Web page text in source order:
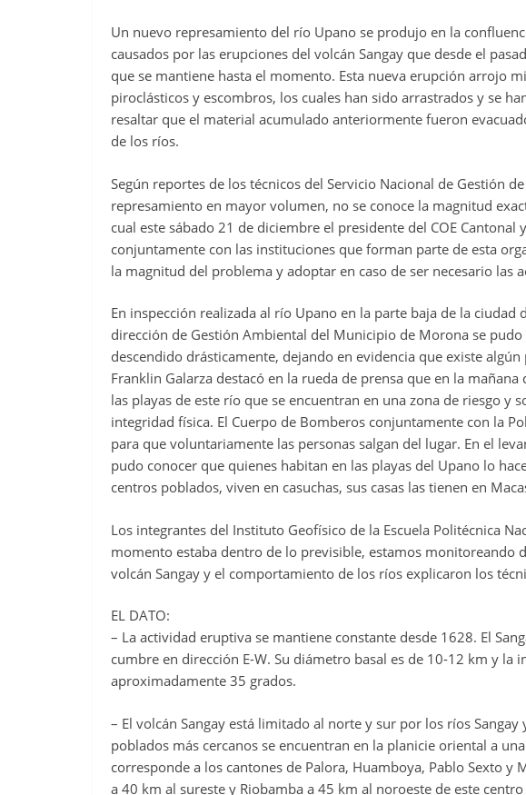
Un nuevo represamiento del río Upano se produjo en la
causados por las erupciones del volcán Sangay que desde el
que se mantiene hasta el momento. Esta nueva erupción arrojo
piroclásticos y escombros, los cuales han sido arrastrados y se
resaltar que el material acumulado anteriormente fueron
de los ríos.
Según reportes de los técnicos del Servicio Nacional de Gestión
represamiento en mayor volumen, no se conoce la magnitud
cual este sábado 21 de diciembre el presidente del COE
conjuntamente con las instituciones que forman parte de esta
la magnitud del problema y adoptar en caso de ser necesario las
En inspección realizada al río Upano en la parte baja de la ciudad
dirección de Gestión Ambiental del Municipio de Morona se
descendido drásticamente, dejando en evidencia que existe
Franklin Galarza destacó en la rueda de prensa que en la
las playas de este río que se encuentran en una zona de riesgo y
integridad física. El Cuerpo de Bomberos conjuntamente con la
para que voluntariamente las personas salgan del lugar. En el
pudo conocer que quienes habitan en las playas del Upano lo
centros poblados, viven en casuchas, sus casas las tienen en
Los integrantes del Instituto Geofísico de la Escuela Politécnica
momento estaba dentro de lo previsible, estamos monitoreando
volcán Sangay y el comportamiento de los ríos explicaron los
EL DATO:
– La actividad eruptiva se mantiene constante desde 1628. El
cumbre en dirección E-W. Su diámetro basal es de 10-12 km y la
aproximadamente 35 grados.
– El volcán Sangay está limitado al norte y sur por los ríos
poblados más cercanos se encuentran en la planicie oriental a
corresponde a los cantones de Palora, Huamboya, Pablo Sexto y
a 40 km al sureste y Riobamba a 45 km al noroeste de este